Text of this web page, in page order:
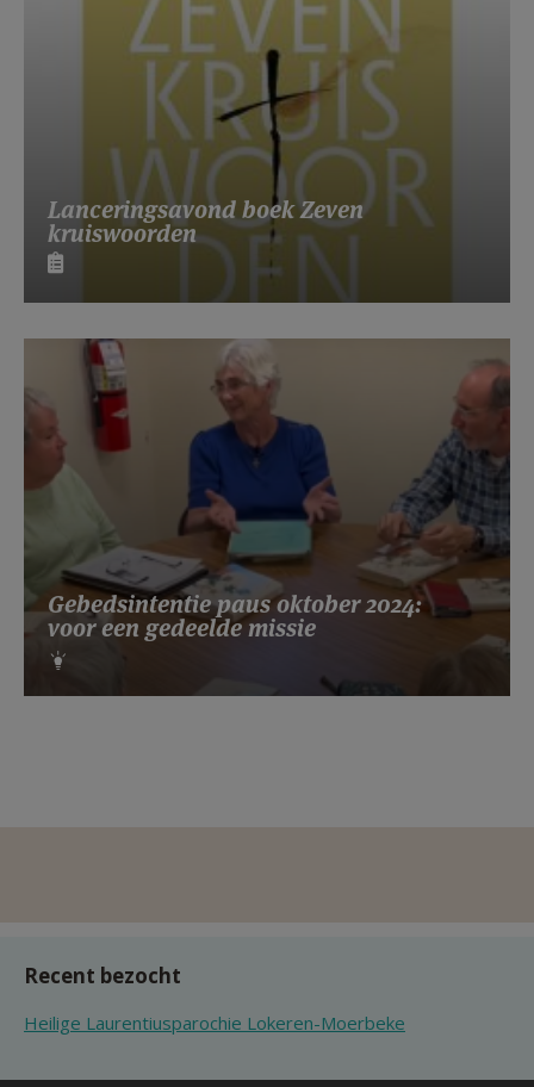
Lanceringsavond boek Zeven
kruiswoorden
Gebedsintentie paus oktober 2024:
voor een gedeelde missie
Recent bezocht
Heilige Laurentiusparochie Lokeren-Moerbeke